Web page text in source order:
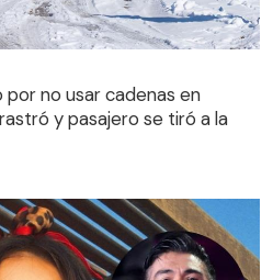
y pasajero se tiró a la
no usar cadenas en
y pasajero se tiró a la